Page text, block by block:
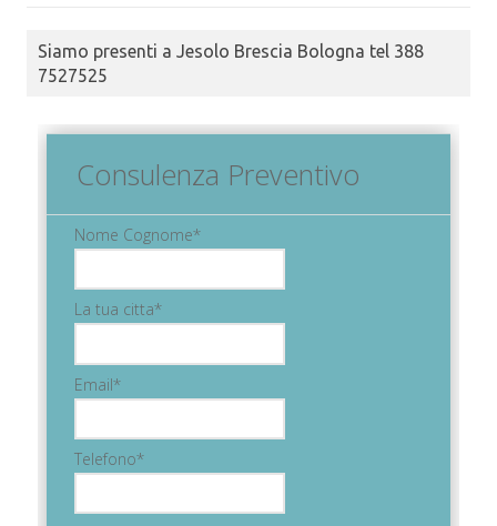
Siamo presenti a Jesolo Brescia Bologna tel 388
7527525